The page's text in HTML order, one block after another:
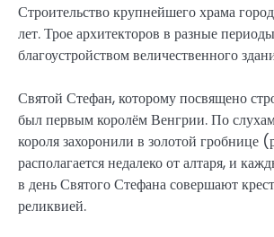
Строительство крупнейшего храма
лет. Трое архитекторов в разные
благоустройством величественного
Святой Стефан, которому посвящено
был первым королём Венгрии. По
короля захоронили в золотой гробнице
располагается недалеко от алтаря, и
в день Святого Стефана совершают
реликвией.